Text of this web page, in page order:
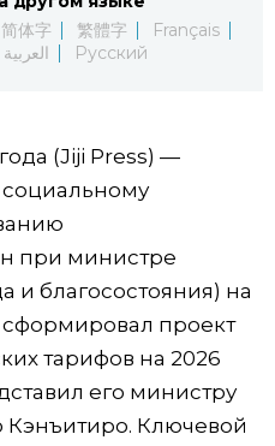
العربية
SNS
简体字 繁體字
Français
العربية Русский
(Jiji Press) —
при министре
и благосостояния) на
проект
тарифов на 2026
его министру
Кэнъитиро. Ключевой